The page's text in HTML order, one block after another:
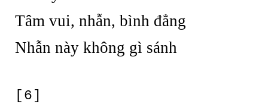
Tâm vui, nhẫn, bình đẳng
Nhẫn này không gì sánh
[6]